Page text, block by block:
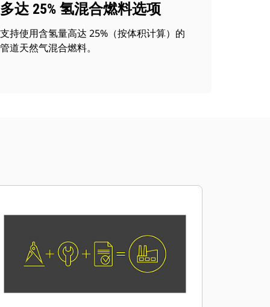
多达 25% 氢混合燃料选项
支持使用含氢量高达 25%（按体积计算）的
管道天然气混合燃料。